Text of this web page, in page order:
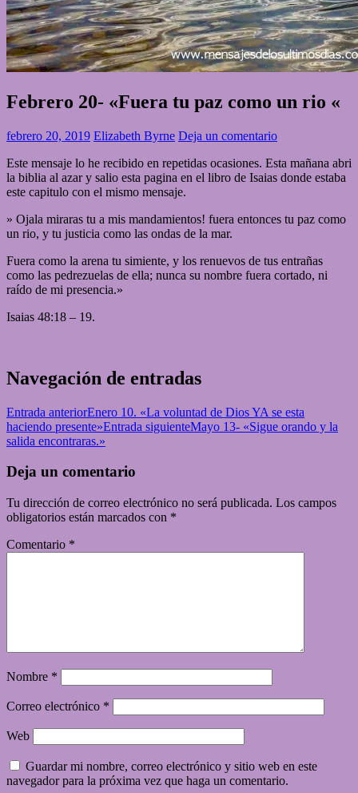
Febrero 20- «Fuera tu paz como un rio «
febrero 20, 2019 Elizabeth Byrne Deja un comentario
Este mensaje lo he recibido en repetidas ocasiones. Esta mañana abri
la biblia al azar y salio esta pagina en el libro de Isaias donde estaba
este capitulo con el mismo mensaje.
» Ojala miraras tu a mis mandamientos! fuera entonces tu paz como
un rio, y tu justicia como las ondas de la mar.
Fuera como la arena tu simiente, y los renuevos de tus entrañas
como las pedrezuelas de ella; nunca su nombre fuera cortado, ni
raído de mi presencia.»
Isaias 48:18 – 19.
Navegación de entradas
Entrada anteriorEnero 10. «La voluntad de Dios YA se esta
haciendo presente»Entrada siguienteMayo 13- «Sigue orando y la
salida encontraras.»
Deja un comentario
Tu dirección de correo electrónico no será publicada. Los campos
obligatorios están marcados con *
Comentario *
Nombre *
Correo electrónico *
Web
Guardar mi nombre, correo electrónico y sitio web en este
navegador para la próxima vez que haga un comentario.